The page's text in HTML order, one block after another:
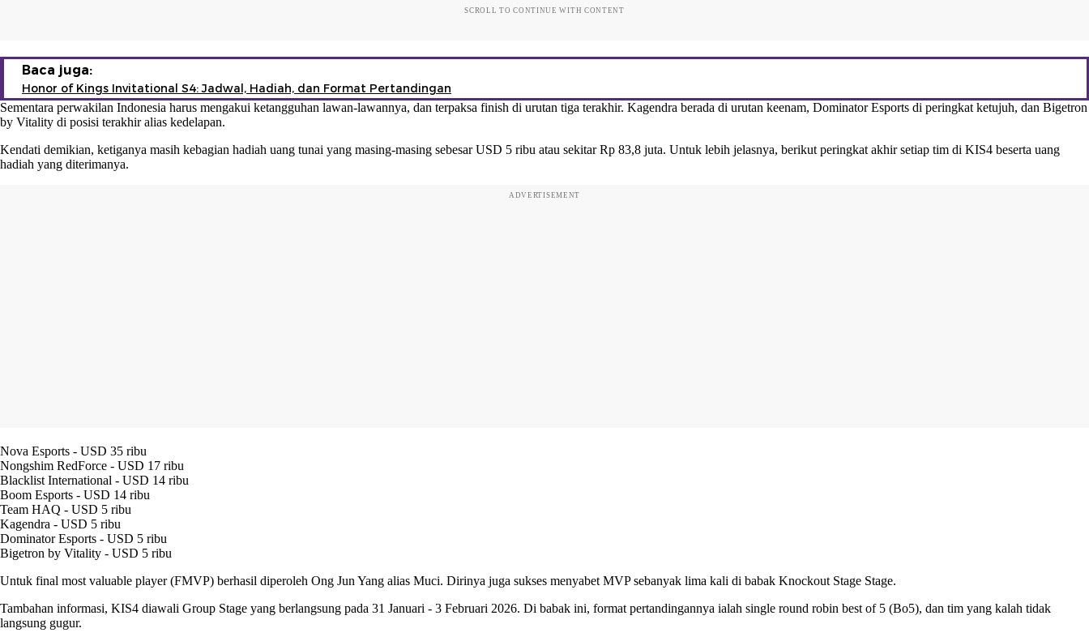
SCROLL TO CONTINUE WITH CONTENT
Baca juga:
Honor of Kings Invitational S4: Jadwal, Hadiah, dan Format Pertandingan
Sementara perwakilan Indonesia harus mengakui ketangguhan lawan-lawannya, dan terpaksa finish di urutan tiga terakhir. Kagendra berada di urutan keenam, Dominator Esports di peringkat ketujuh, dan Bigetron
by Vitality di posisi terakhir alias kedelapan.
Kendati demikian, ketiganya masih kebagian hadiah uang tunai yang masing-masing sebesar USD 5 ribu atau sekitar Rp 83,8 juta. Untuk lebih jelasnya, berikut peringkat akhir setiap tim di KIS4 beserta uang
hadiah yang diterimanya.
ADVERTISEMENT
Nova Esports - USD 35 ribu
Nongshim RedForce - USD 17 ribu
Blacklist International - USD 14 ribu
Boom Esports - USD 14 ribu
Team HAQ - USD 5 ribu
Kagendra - USD 5 ribu
Dominator Esports - USD 5 ribu
Bigetron by Vitality - USD 5 ribu
Untuk final most valuable player (FMVP) berhasil diperoleh Ong Jun Yang alias Muci. Dirinya juga sukses menyabet MVP sebanyak lima kali di babak Knockout Stage Stage.
Tambahan informasi, KIS4 diawali Group Stage yang berlangsung pada 31 Januari - 3 Februari 2026. Di babak ini, format pertandingannya ialah single round robin best of 5 (Bo5), dan tim yang kalah tidak
langsung gugur.